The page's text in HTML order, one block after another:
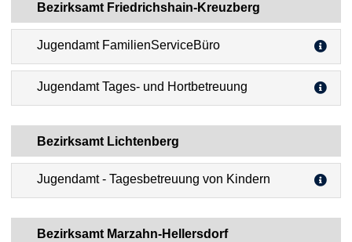
Bezirksamt Friedrichshain-Kreuzberg
Jugendamt FamilienServiceBüro
Jugendamt Tages- und Hortbetreuung
Bezirksamt Lichtenberg
Jugendamt - Tagesbetreuung von Kindern
Bezirksamt Marzahn-Hellersdorf